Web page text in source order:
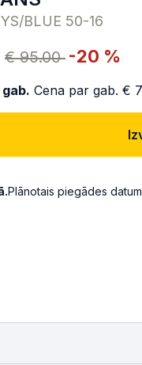
BLUE 50-16
€ 95.00 -20 %
gab. Cena par gab. €
Plānotais piegādes